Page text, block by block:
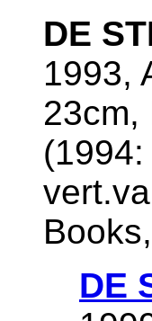
DE
1993,
23cm,
DE